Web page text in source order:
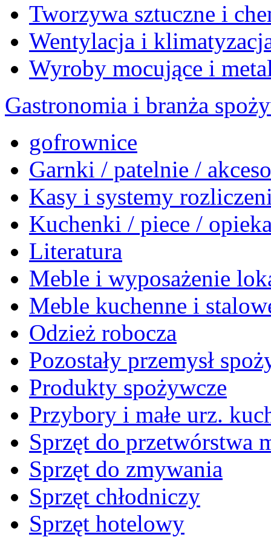
Tworzywa sztuczne i
Wentylacja i
Wyroby mocujące i
Gastronomia i branża
gofrownice
Garnki / patelnie /
Kasy i systemy
Kuchenki / piece /
Literatura
Meble i wyposażenie
Meble kuchenne i
Odzież robocza
Pozostały przemysł
Produkty spożywcze
Przybory i małe urz.
Sprzęt do przetwórstwa
Sprzęt do zmywania
Sprzęt chłodniczy
Sprzęt hotelowy